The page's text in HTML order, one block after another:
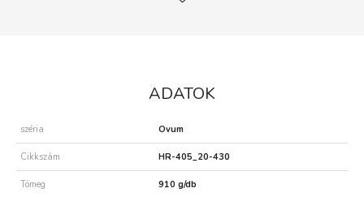
ADATOK
széria Ovum
Cikkszám HR-405_20-430
Tömeg 910 g/db